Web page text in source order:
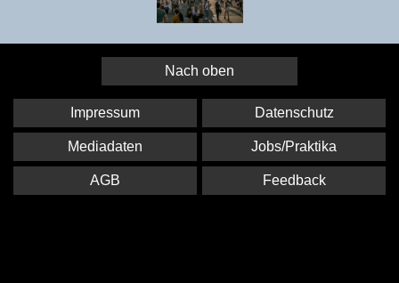
Nach oben
Impressum Datenschutz
Mediadaten Jobs/Praktika
AGB Feedback